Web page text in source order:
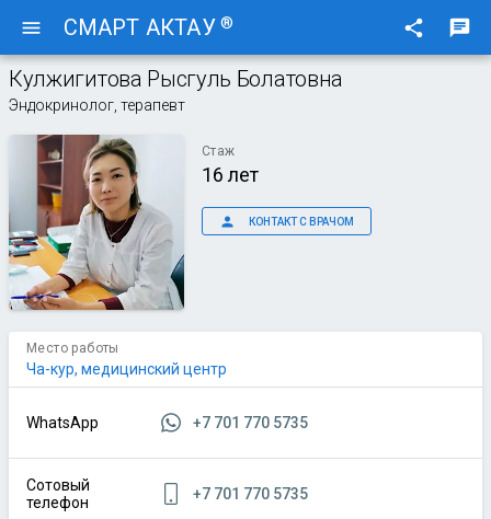
menu СМАРТ АКТАУ ® share chat
Кулжигитова Рысгуль Болатовна
Эндокринолог, терапевт
Стаж
16 лет
person КОНТАКТ С ВРАЧОМ
Место работы
Ча-кур, медицинский центр
WhatsApp +7 701 770 5735
Сотовый
телефон
+7 701 770 5735